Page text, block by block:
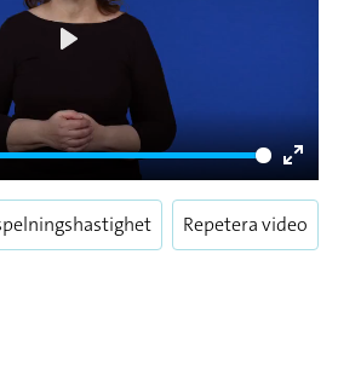
Enter
Repetera video